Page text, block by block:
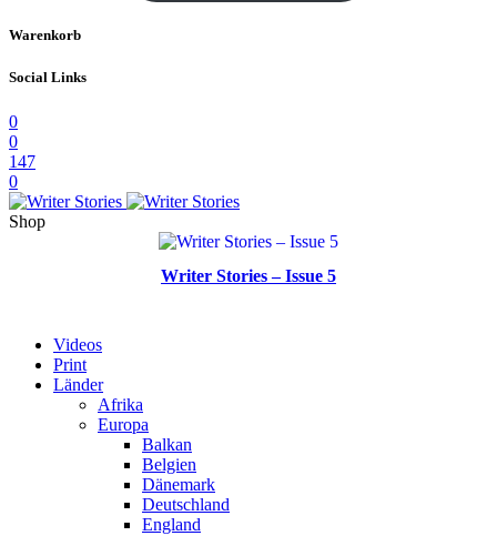
Warenkorb
Social Links
0
0
147
0
Shop
Writer Stories – Issue 5
Videos
Print
Länder
Afrika
Europa
Balkan
Belgien
Dänemark
Deutschland
England